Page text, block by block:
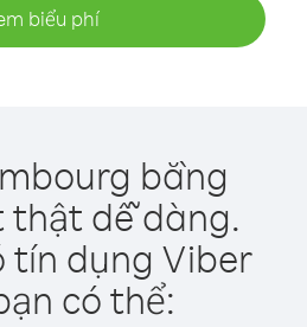
biểu phí
bằng
thật dễ dàng.
tín dụng Viber
có thể: